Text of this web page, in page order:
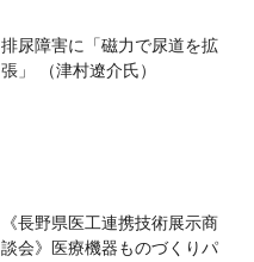
排尿障害に「磁力で尿道を拡
張」 （津村遼介氏）
《長野県医工連携技術展示商
談会》医療機器ものづくりパ